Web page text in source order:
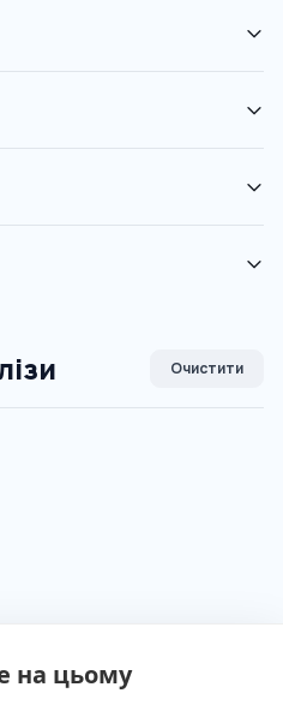
на цьому
Очистити